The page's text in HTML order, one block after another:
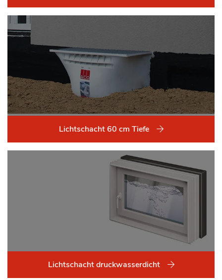
Lichtschacht 60 cm Tiefe
Lichtschacht druckwasserdicht